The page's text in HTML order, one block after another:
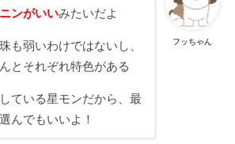
フッちゃん
ンがいいみたいだよ
も弱いわけではないし、
とそれぞれ特色がある
ている星モンだから、最
んでもいいよ！